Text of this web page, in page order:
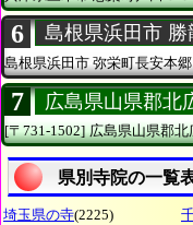
6 島根県浜田市 勝
島根県浜田市 弥栄町長安本
7 広島県山県郡北
[〒731-1502] 広島県山県郡北
県別寺院の一覧
埼玉県の寺(2225)